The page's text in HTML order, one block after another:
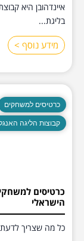
איינדהובן היא
בליגת...
מידע נוסף >
כרטיסים למשחקים
קבוצות הליגה
כרטיסים
הישראלי
כל מה שצריך לדעת